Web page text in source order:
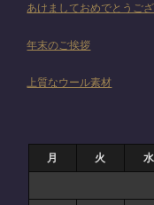
あけましておめでとうござ
年末のご挨拶
上質なウール素材
月
火 水